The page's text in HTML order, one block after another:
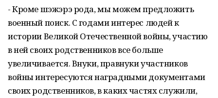
- Кроме шэжэрэ рода, мы можем предложить
военный поиск. С годами интерес людей к
истории Великой Отечественной войны, участию
в ней своих родственников все больше
увеличивается. Внуки, правнуки участников
войны интересуются наградными документами
своих родственников, в каких частях служили,